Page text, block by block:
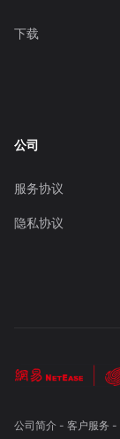
下载
公司
服务协议
隐私协议
公司简介- 客户服务 -